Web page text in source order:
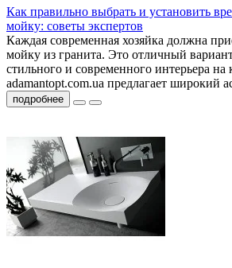
Как правильно выбрать и установить
мойку: советы экспертов
Каждая современная хозяйка должна
мойку из гранита. Это отличный
стильного и современного интерьера на
adamantopt.com.ua предлагает широкий
подробнее